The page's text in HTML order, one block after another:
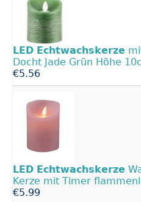
LED Echtwachskerze
Docht Jade Grün Höhe
€5.56
LED Echtwachskerze
Kerze mit Timer
€5.99